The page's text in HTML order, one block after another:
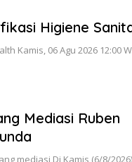
Higiene
Kamis, 06 Agu 2026 12:00
Mediasi Ruben
mediasi Di Kamis (6/8/2026)